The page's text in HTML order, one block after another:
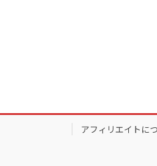
アフィリエイトに